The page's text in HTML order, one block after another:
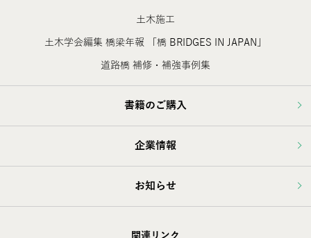
土木施工
土木学会編集 橋梁年報 「橋 BRIDGES IN JAPAN」
道路橋 補修・補強事例集
書籍のご購入
企業情報
お知らせ
関連リンク